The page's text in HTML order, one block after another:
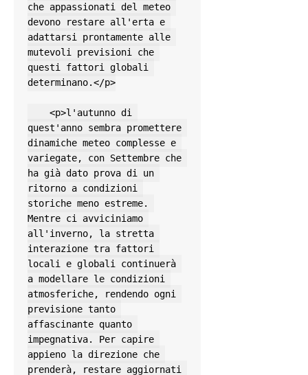
che appassionati del meteo
devono restare all'erta e
adattarsi prontamente alle
mutevoli previsioni che
questi fattori globali
determinano.</p>
quest'anno sembra promettere
dinamiche meteo complesse e
variegate, con Settembre che
ha già dato prova di un
ritorno a condizioni
storiche meno estreme.
Mentre ci avviciniamo
all'inverno, la stretta
interazione tra fattori
locali e globali continuerà
a modellare le condizioni
atmosferiche, rendendo ogni
previsione tanto
affascinante quanto
impegnativa. Per capire
appieno la direzione che
prenderà, restare aggiornati